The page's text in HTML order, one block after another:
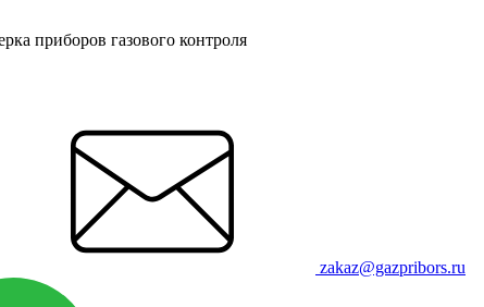
приборов газового контроля
zakaz@gazpribors.ru